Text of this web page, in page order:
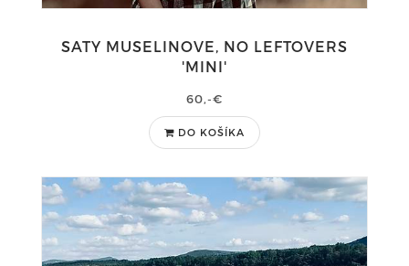
SATY MUSELINOVE, NO LEFTOVERS
'MINI'
60,-€
DO KOŠÍKA